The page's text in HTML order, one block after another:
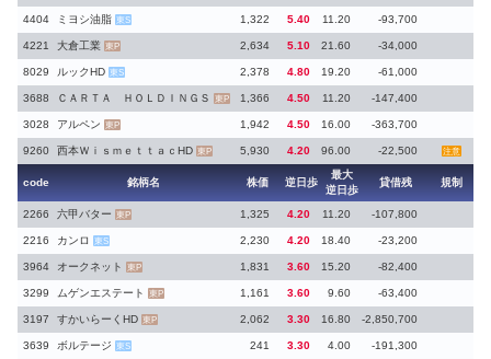
4404 ミヨシ油脂 東S 1,322 5.40 11.20 -93,700
4221 大倉工業 東P 2,634 5.10 21.60 -34,000
8029 ルックHD 東S 2,378 4.80 19.20 -61,000
3688 ＣＡＲＴＡ ＨＯＬＤＩＮＧＳ 東P 1,366 4.50 11.20 -147,400
3028 アルペン 東P 1,942 4.50 16.00 -363,700
9260 西本ＷｉｓｍｅｔｔａｃHD 東P 5,930 4.20 96.00 -22,500 注意
code 銘柄名 株価 逆日歩
最大
逆日歩
貸借残 規制
2266 六甲バター 東P 1,325 4.20 11.20 -107,800
2216 カンロ 東S 2,230 4.20 18.40 -23,200
3964 オークネット 東P 1,831 3.60 15.20 -82,400
3299 ムゲンエステート 東P 1,161 3.60 9.60 -63,400
3197 すかいらーくHD 東P 2,062 3.30 16.80 -2,850,700
3639 ボルテージ 東S 241 3.30 4.00 -191,300